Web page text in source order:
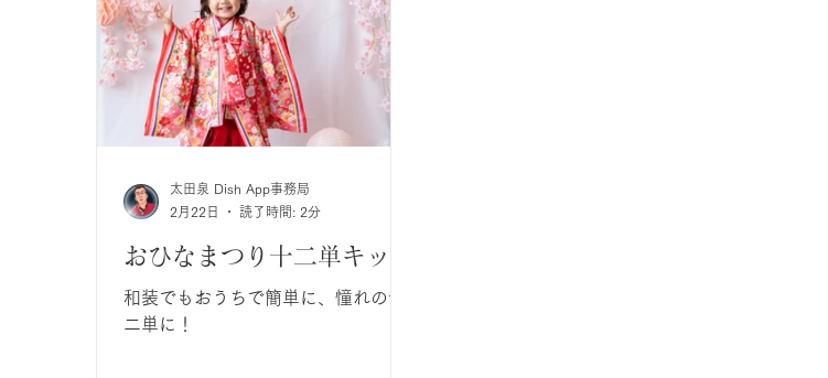
おひなまつり十二単キット
和装でもおうちで簡単に、憧れの十
二単に！
太田泉 Dish App事務局
2月22日
読了時間: 2分